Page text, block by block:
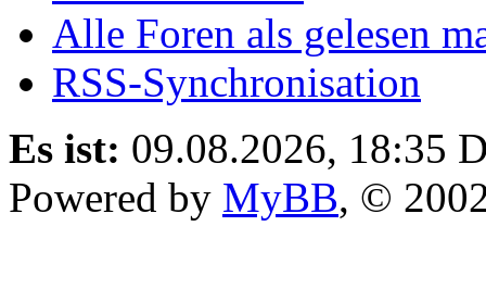
Alle Foren als gelesen
RSS-Synchronisation
Es ist: 09.08.2026, 18:35
Powered by MyBB, ©